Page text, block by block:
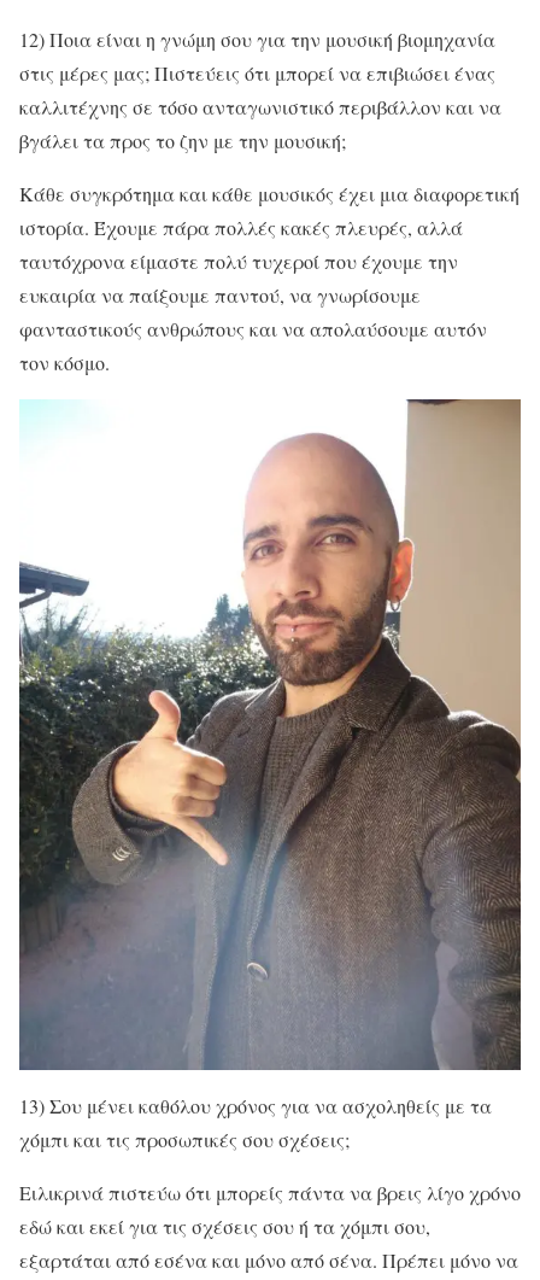
12) Ποια είναι η γνώμη σου για την μουσική βιομηχανία
στις μέρες μας; Πιστεύεις ότι μπορεί να επιβιώσει ένας
καλλιτέχνης σε τόσο ανταγωνιστικό περιβάλλον και να
βγάλει τα προς το ζην με την μουσική;
Κάθε συγκρότημα και κάθε μουσικός έχει μια διαφορετική
ιστορία. Έχουμε πάρα πολλές κακές πλευρές, αλλά
ταυτόχρονα είμαστε πολύ τυχεροί που έχουμε την
ευκαιρία να παίξουμε παντού, να γνωρίσουμε
φανταστικούς ανθρώπους και να απολαύσουμε αυτόν
τον κόσμο.
13) Σου μένει καθόλου χρόνος για να ασχοληθείς με τα
χόμπι και τις προσωπικές σου σχέσεις;
Ειλικρινά πιστεύω ότι μπορείς πάντα να βρεις λίγο χρόνο
εδώ και εκεί για τις σχέσεις σου ή τα χόμπι σου,
εξαρτάται από εσένα και μόνο από σένα. Πρέπει μόνο να